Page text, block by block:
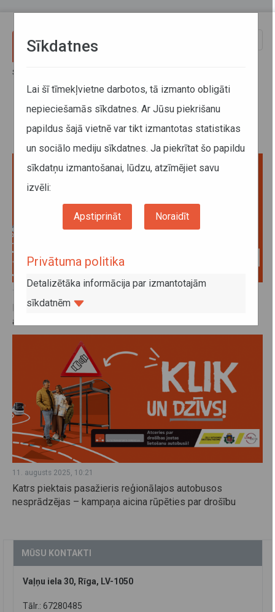
Sākums
Drošības jostu lietošana
reģionālajos autobusos
15. augusts 2025, 09:29
Kampaņas "Drošības jostu lietošana reģionālajos
autobusos" materiāli
11. augusts 2025, 10:21
Katrs piektais pasažieris reģionālajos autobusos
nesprādzējas – kampaņa aicina rūpēties par drošību
MŪSU KONTAKTI
Vaļņu iela 30, Rīga, LV-1050
Tālr.: 67280485
Sīkdatnes
Lai šī tīmekļvietne darbotos, tā izmanto obligāti
nepieciešamās sīkdatnes. Ar Jūsu piekrišanu
papildus šajā vietnē var tikt izmantotas statistikas
un sociālo mediju sīkdatnes. Ja piekrītat šo papildu
sīkdatņu izmantošanai, lūdzu, atzīmējiet savu
izvēli:
Apstiprināt Noraidīt
Privātuma politika
Detalizētāka informācija par izmantotajām
sīkdatnēm